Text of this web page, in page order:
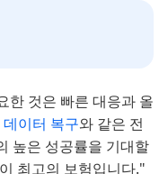
한 것은 빠른 대응과 올
이터 복구와 같은 전
높은 성공률을 기대할
최고의 보험입니다."